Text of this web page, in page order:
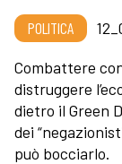
POLITICA
Combattere
distruggere
dietro il Green
dei
può bocciarlo.